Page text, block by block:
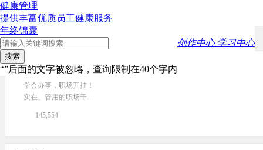
健康管理
提供丰富优质员工健康服务
年终锦囊
创作中心 学习中心
搜索
“”后面的文字被忽略，查询限制在40个字内
300万 人已下载
相似的提问更多>
0元听好书
学会办事，职场开挂！
实在、管用的职场干货
145,554